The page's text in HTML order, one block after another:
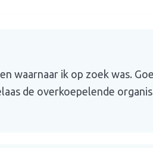
waarnaar ik op zoek was.
de overkoepelende